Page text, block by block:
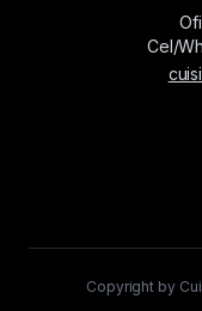
Cel/
Copyright by